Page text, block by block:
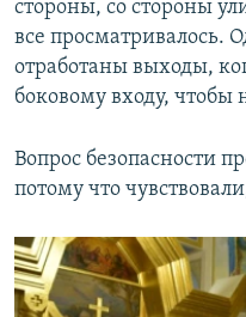
стороны, со стороны
все просматривалось.
отработаны выходы,
боковому входу, чтобы
Вопрос безопасности
потому что